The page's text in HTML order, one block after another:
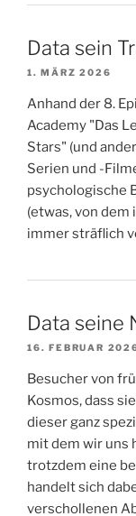
Data sein
1. MÄRZ 2026
Anhand der 8.
Academy "Das
Stars" (und
Serien und -
psychologische
(etwas, von dem
immer sträflich
Data seine
16. FEBRUAR
Besucher von
Kosmos, dass
dieser ganz
mit dem wir uns
trotzdem eine
handelt sich
verschollenen